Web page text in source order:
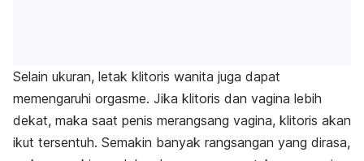
Selain ukuran, letak klitoris wanita juga dapat
memengaruhi orgasme. Jika klitoris dan vagina lebih
dekat, maka saat penis merangsang vagina, klitoris akan
ikut tersentuh. Semakin banyak rangsangan yang dirasa,